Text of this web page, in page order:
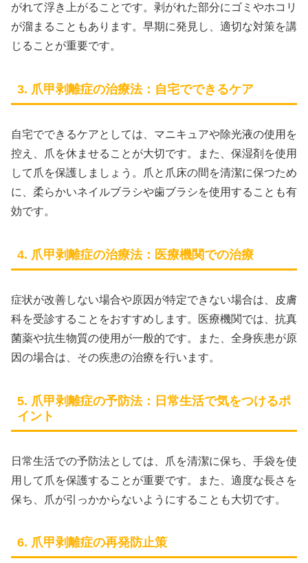
がれて浮き上がることです。剥がれた部分にゴミやホコリ
が溜まることもあります。早期に発見し、適切な対策を講
じることが重要です。
3. 爪甲剥離症の治療法：自宅でできるケア
自宅でできるケアとしては、マニキュアや除光液の使用を
控え、爪を休ませることが大切です。また、保湿剤を使用
して爪を保護しましょう。爪と爪床の間を清潔に保つため
に、柔らかいネイルブラシや歯ブラシを使用することも有
効です。
4. 爪甲剥離症の治療法：医療機関での治療
症状が改善しない場合や原因が特定できない場合は、皮膚
科を受診することをおすすめします。医療機関では、抗真
菌薬や抗生物質の使用が一般的です。また、全身疾患が原
因の場合は、その疾患の治療を行います。
5. 爪甲剥離症の予防法：日常生活で気をつけるポ
イント
日常生活での予防法としては、爪を清潔に保ち、手袋を使
用して爪を保護することが重要です。また、適度な長さを
保ち、爪が引っかからないようにすることも大切です。
6. 爪甲剥離症の再発防止策